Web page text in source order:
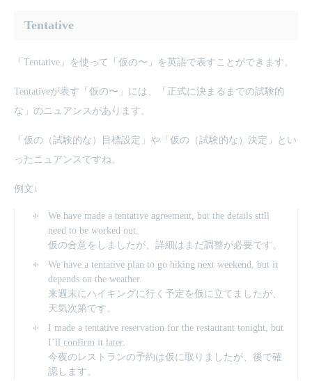
Tentative
「Tentative」を使って「仮の〜」を英語で表すことができます。
Tentativeが表す「仮の〜」には、「正式に決まるまでの試験的
な」のニュアンスがあります。
「仮の（試験的な）目標設定」や「仮の（試験的な）決定」とい
ったニュアンスですね。
例文↓
We have made a tentative agreement, but the details still
need to be worked out.
仮の合意をしましたが、詳細はまだ調整が必要です。
We have a tentative plan to go hiking next weekend, but it
depends on the weather.
来週末にハイキングに行く予定を仮に立てましたが、
天気次第です。
I made a tentative reservation for the restaurant tonight, but
I’ll confirm it later.
今夜のレストランの予約は仮に取りましたが、後で確
認します。